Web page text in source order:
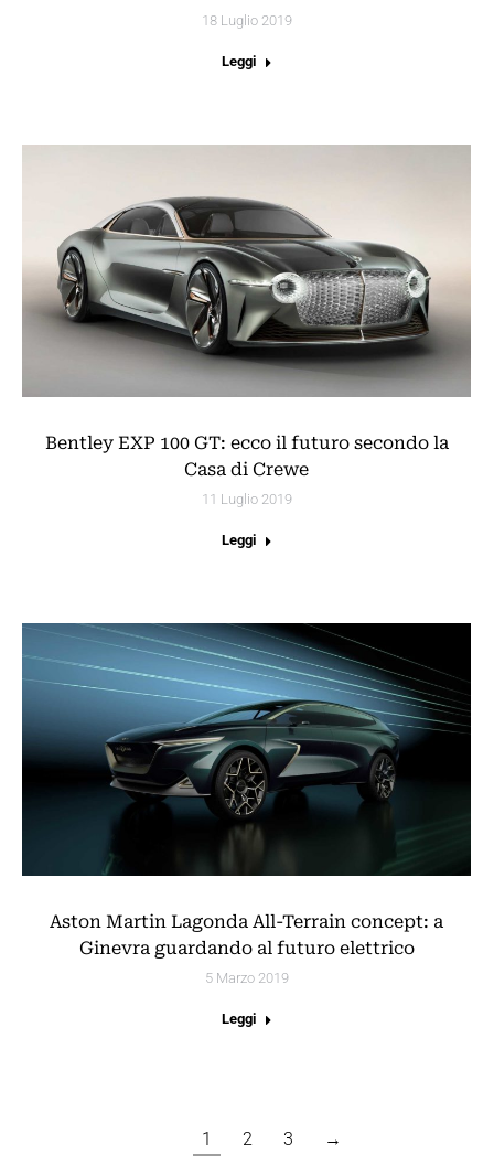
18 Luglio 2019
Leggi
Bentley EXP 100 GT: ecco il futuro secondo la
Casa di Crewe
11 Luglio 2019
Leggi
Aston Martin Lagonda All-Terrain concept: a
Ginevra guardando al futuro elettrico
5 Marzo 2019
Leggi
1 2 3 →